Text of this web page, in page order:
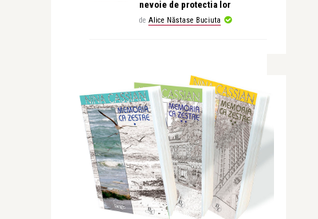
nevoie de protectia lor
de Alice Năstase Buciuta